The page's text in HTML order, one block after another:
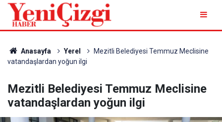
Anasayfa Yerel
Mezitli Belediyesi Temmuz Meclisine
vatandaşlardan yoğun ilgi
Mezitli Belediyesi Temmuz Meclisine
vatandaşlardan yoğun ilgi